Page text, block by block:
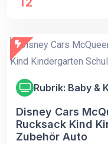
Rubrik: Baby &
Disney Cars
Rucksack Kind
Zubehör Auto